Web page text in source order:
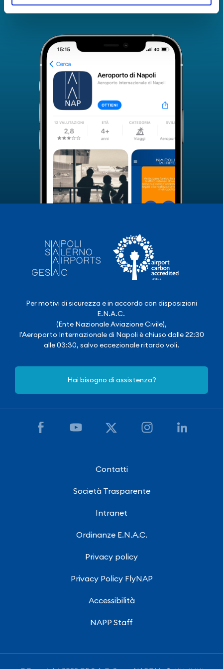
Per motivi di sicurezza e in accordo con disposizioni
E.N.A.C.
(Ente Nazionale Aviazione Civile),
l'Aeroporto Internazionale di Napoli è chiuso dalle 22:30
alle 03:30, salvo eccezionale ritardo voli.
Hai bisogno di assistenza?
Contatti
Società Trasparente
Intranet
Ordinanze E.N.A.C.
Privacy policy
Privacy Policy FlyNAP
Accessibilità
NAPP Staff